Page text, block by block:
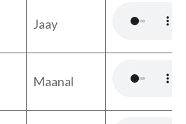
Jaay
Maanal